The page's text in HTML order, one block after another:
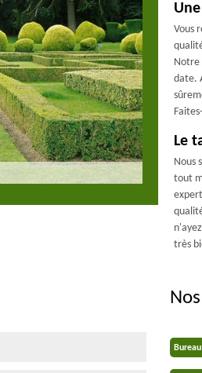
Vous
Notre
date.
Le
Nous
tout
très
Bureau